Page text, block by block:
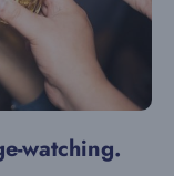
watching.